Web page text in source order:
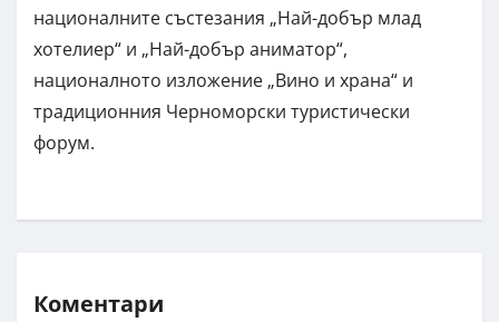
националните състезания „Най-добър млад
хотелиер“ и „Най-добър аниматор“,
националното изложение „Вино и храна“ и
традиционния Черноморски туристически
форум.
Коментари